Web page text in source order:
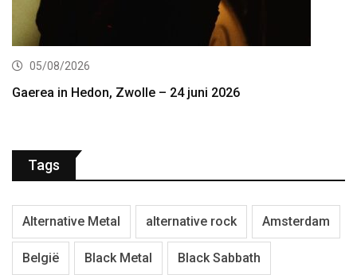
05/08/2026
Gaerea in Hedon, Zwolle – 24 juni 2026
Tags
Alternative Metal alternative rock Amsterdam
België Black Metal Black Sabbath